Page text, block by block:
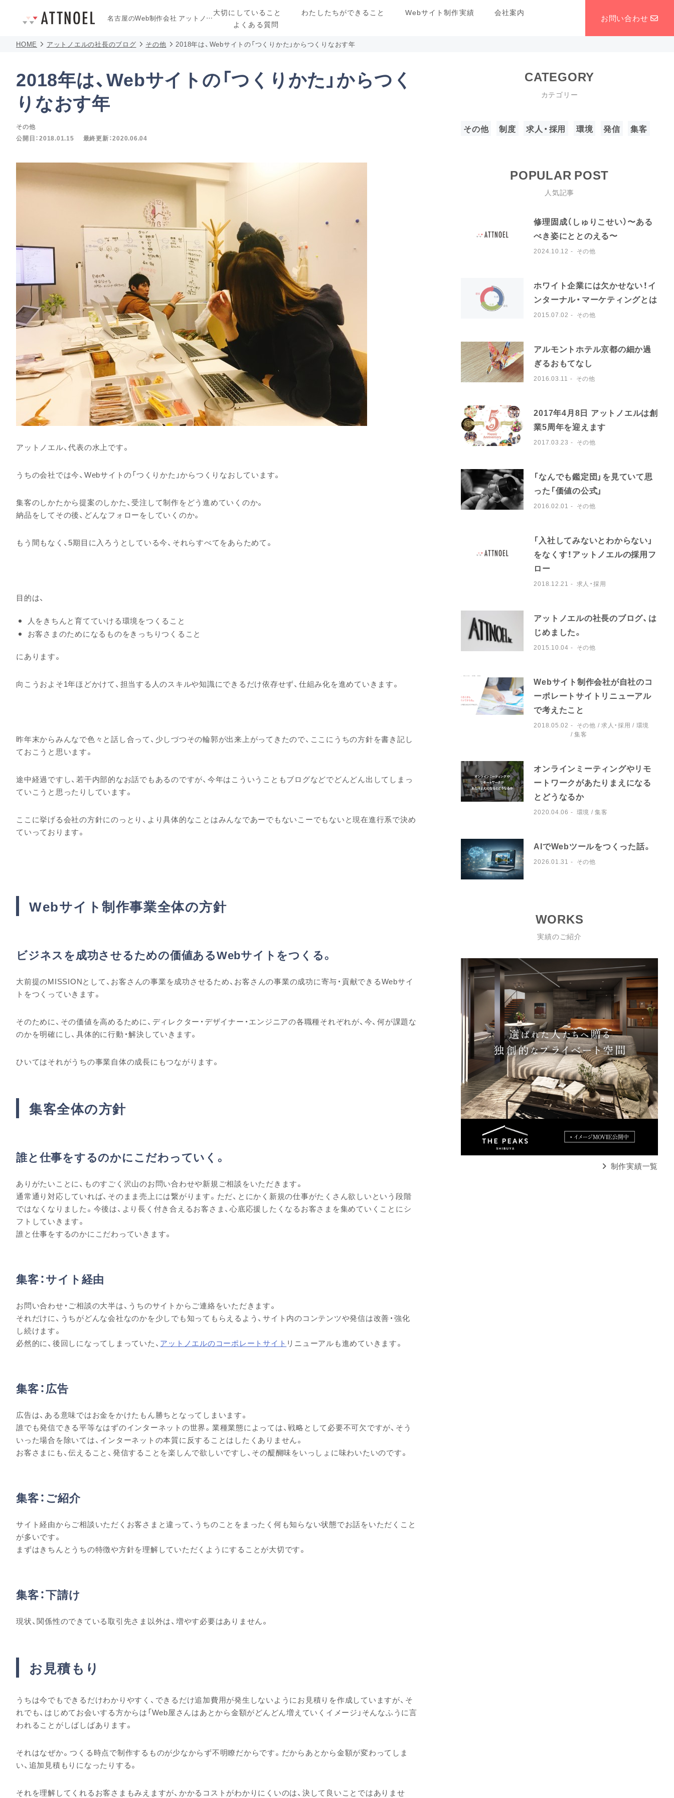
名古屋のWeb制作会社 アットノエル
大切にしていること わたしたちができること Webサイト制作実績
会社案内
よくある質問
お問い合わせ
HOME アットノエルの社長のブログ その他 2018年は、Webサイトの「つくりかた」からつくりなおす年
2018年は、Webサイトの「つくりかた」からつく
りなおす年
その他
公開日：2018.01.15 最終更新：2020.06.04
アットノエル、代表の水上です。
うちの会社では今、Webサイトの「つくりかた」からつくりなおしています。
集客のしかたから提案のしかた、受注して制作をどう進めていくのか。
納品をしてその後、どんなフォローをしていくのか。
もう間もなく、5期目に入ろうとしている今、それらすべてをあらためて。
目的は、
人をきちんと育てていける環境をつくること
お客さまのためになるものをきっちりつくること
にあります。
向こうおよそ1年ほどかけて、担当する人のスキルや知識にできるだけ依存せず、仕組み化を進めていきます。
昨年末からみんなで色々と話し合って、少しづつその輪郭が出来上がってきたので、ここにうちの方針を書き記し
ておこうと思います。
途中経過ですし、若干内部的なお話でもあるのですが、今年はこういうこともブログなどでどんどん出してしまっ
ていこうと思ったりしています。
ここに挙げる会社の方針にのっとり、より具体的なことはみんなであーでもないこーでもないと現在進行系で決め
ていっております。
Webサイト制作事業全体の方針
ビジネスを成功させるための価値あるWebサイトをつくる。
大前提のMISSIONとして、お客さんの事業を成功させるため、お客さんの事業の成功に寄与・貢献できるWebサイ
トをつくっていきます。
そのために、その価値を高めるために、ディレクター・デザイナー・エンジニアの各職種それぞれが、今、何が課題な
のかを明確にし、具体的に行動・解決していきます。
ひいてはそれがうちの事業自体の成長にもつながります。
集客全体の方針
誰と仕事をするのかにこだわっていく。
ありがたいことに、ものすごく沢山のお問い合わせや新規ご相談をいただきます。
通常通り対応していれば、そのまま売上には繋がります。ただ、とにかく新規の仕事がたくさん欲しいという段階
ではなくなりました。今後は、より長く付き合えるお客さま、心底応援したくなるお客さまを集めていくことにシ
フトしていきます。
誰と仕事をするのかにこだわっていきます。
集客：サイト経由
お問い合わせ・ご相談の大半は、うちのサイトからご連絡をいただきます。
それだけに、うちがどんな会社なのかを少しでも知ってもらえるよう、サイト内のコンテンツや発信は改善・強化
し続けます。
必然的に、後回しになってしまっていた、 アットノエルのコーポレートサイト リニューアルも進めていきます。
集客：広告
広告は、ある意味ではお金をかけたもん勝ちとなってしまいます。
誰でも発信できる平等なはずのインターネットの世界。業種業態によっては、戦略として必要不可欠ですが、そう
いった場合を除いては、インターネットの本質に反することはしたくありません。
お客さまにも、伝えること、発信することを楽しんで欲しいですし、その醍醐味をいっしょに味わいたいのです。
集客：ご紹介
サイト経由からご相談いただくお客さまと違って、うちのことをまったく何も知らない状態でお話をいただくこと
が多いです。
まずはきちんとうちの特徴や方針を理解していただくようにすることが大切です。
集客：下請け
現状、関係性のできている取引先さま以外は、増やす必要はありません。
お見積もり
うちは今でもできるだけわかりやすく、できるだけ追加費用が発生しないようにお見積りを作成していますが、そ
れでも、はじめてお会いする方からは「Web屋さんはあとから金額がどんどん増えていくイメージ」そんなふうに言
われることがしばしばあります。
それはなぜか。つくる時点で制作するものが少なからず不明瞭だからです。だからあとから金額が変わってしま
い、追加見積もりになったりする。
それを理解してくれるお客さまもみえますが、かかるコストがわかりにくいのは、決して良いことではありませ
CATEGORY
カテゴリー
その他 制度 求人・採用 環境 発信 集客
POPULAR POST
人気記事
修理固成（しゅりこせい）〜ある
べき姿にととのえる〜
2024.10.12 その他
ホワイト企業には欠かせない！イ
ンターナル・マーケティングとは
2015.07.02 その他
アルモントホテル京都の細か過
ぎるおもてなし
2016.03.11 その他
2017年4月8日 アットノエルは創
業5周年を迎えます
2017.03.23 その他
「なんでも鑑定団」を見ていて思
った「価値の公式」
2016.02.01 その他
「入社してみないとわからない」
をなくす！アットノエルの採用フ
ロー
2018.12.21 求人・採用
アットノエルの社長のブログ、は
じめました。
2015.10.04 その他
Webサイト制作会社が自社のコ
ーポレートサイトリニューアル
で考えたこと
2018.05.02 その他 求人・採用
環境
集客
オンラインミーティングやリモ
ートワークがあたりまえになる
とどうなるか
2020.04.06 環境 集客
AIでWebツールをつくった話。
2026.01.31 その他
WORKS
実績のご紹介
制作実績一覧